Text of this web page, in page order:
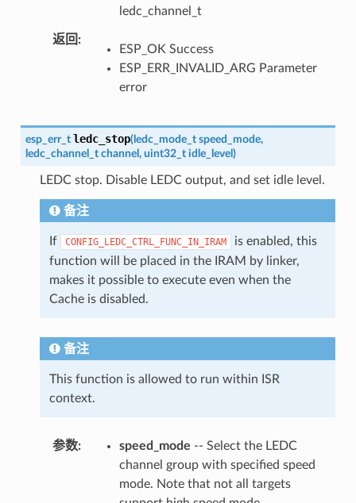
ledc_channel_t
返回
ESP_OK Success
ESP_ERR_INVALID_ARG Parameter
error
esp_err_t ledc_stop(ledc_mode_t speed_mode,
ledc_channel_t channel , uint32_t idle_level )
LEDC stop. Disable LEDC output, and set idle level.
备注
If CONFIG_LEDC_CTRL_FUNC_IN_IRAM
is enabled, this
function will be placed in the IRAM by linker,
makes it possible to execute even when the
Cache is disabled.
备注
This function is allowed to run within ISR
context.
参数 speed_mode -- Select the LEDC
channel group with specified speed
mode. Note that not all targets